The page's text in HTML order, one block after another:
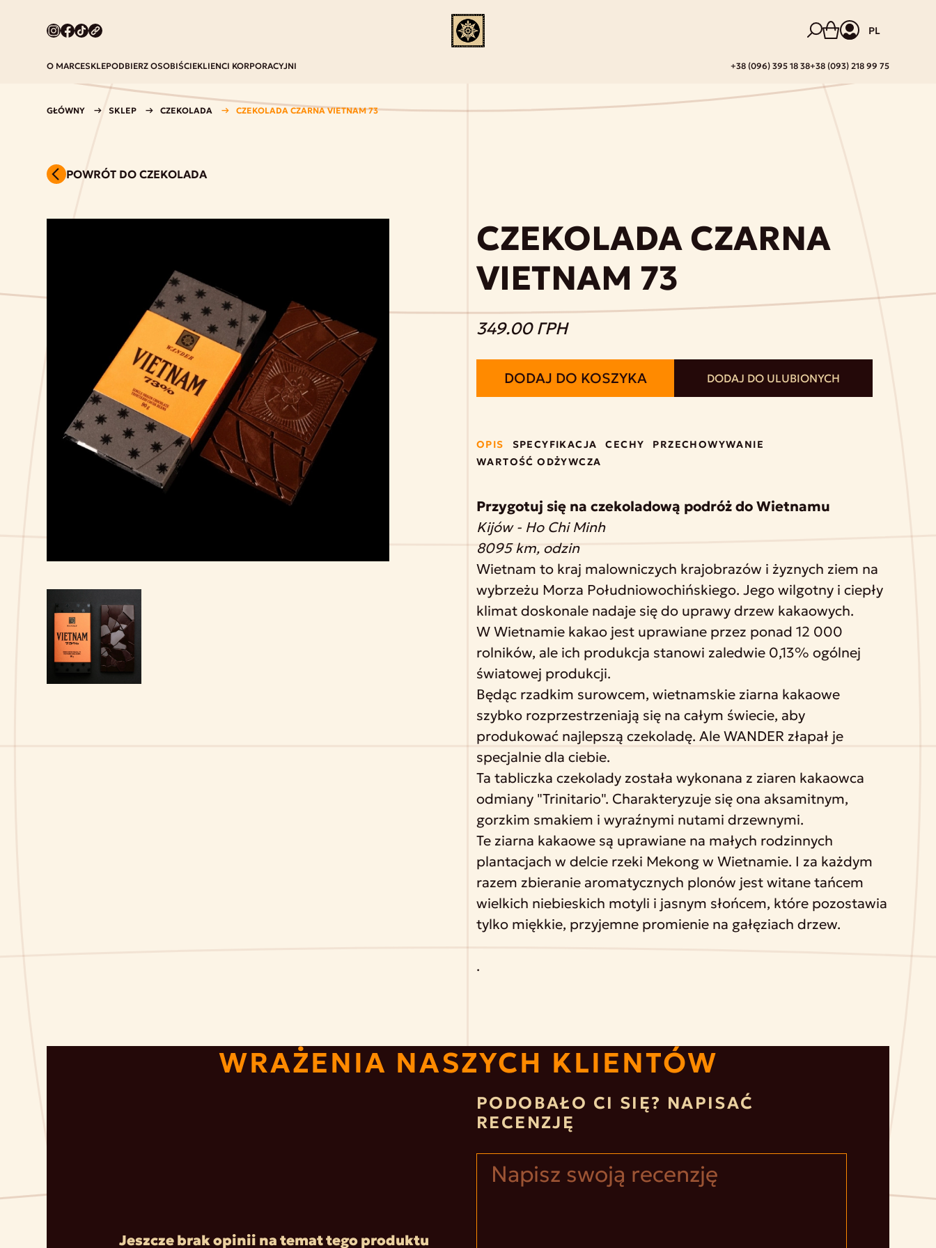
PL
O MARCESKLEPODBIERZ OSOBIŚCIEKLIENCI KORPORACYJNI +38 (096) 395 18 38+38 (093) 218 99 75
GŁÓWNY SKLEP CZEKOLADA CZEKOLADA CZARNA VIETNAM 73
POWRÓT DO CZEKOLADA
CZEKOLADA CZARNA
VIETNAM 73
349.00 ГРН
DODAJ DO KOSZYKA DODAJ DO ULUBIONYCH
OPIS SPECYFIKACJA CECHY
PRZECHOWYWANIE
WARTOŚĆ ODŻYWCZA
Przygotuj się na czekoladową podróż do Wietnamu
Kijów - Ho Chi Minh
8095 km, odzin
Wietnam to kraj malowniczych krajobrazów i żyznych ziem na
wybrzeżu Morza Południowochińskiego. Jego wilgotny i ciepły
klimat doskonale nadaje się do uprawy drzew kakaowych.
W Wietnamie kakao jest uprawiane przez ponad 12 000
rolników, ale ich produkcja stanowi zaledwie 0,13% ogólnej
światowej produkcji.
Będąc rzadkim surowcem, wietnamskie ziarna kakaowe
szybko rozprzestrzeniają się na całym świecie, aby
produkować najlepszą czekoladę. Ale WANDER złapał je
specjalnie dla ciebie.
Ta tabliczka czekolady została wykonana z ziaren kakaowca
odmiany "Trinitario". Charakteryzuje się ona aksamitnym,
gorzkim smakiem i wyraźnymi nutami drzewnymi.
Te ziarna kakaowe są uprawiane na małych rodzinnych
plantacjach w delcie rzeki Mekong w Wietnamie. I za każdym
razem zbieranie aromatycznych plonów jest witane tańcem
wielkich niebieskich motyli i jasnym słońcem, które pozostawia
tylko miękkie, przyjemne promienie na gałęziach drzew.
.
WRAŻENIA NASZYCH KLIENTÓW
Jeszcze brak opinii na temat tego produktu
PODOBAŁO CI SIĘ? NAPISAĆ
RECENZJĘ